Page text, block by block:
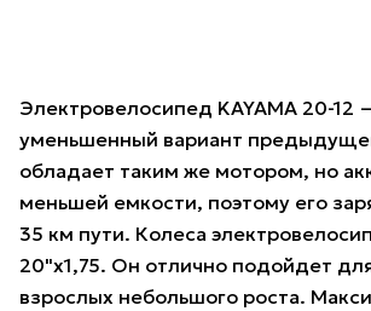
Электровелосипед KAYAMA 20-12
уменьшенный вариант
обладает таким же мотором, но
меньшей емкости, поэтому его
35 км пути. Колеса
20"х1,75. Он отлично подойдет
взрослых небольшого роста.